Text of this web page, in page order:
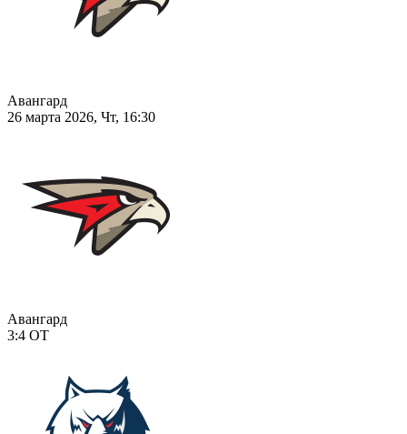
Авангард
26 марта 2026, Чт, 16:30
Авангард
3:4 ОТ